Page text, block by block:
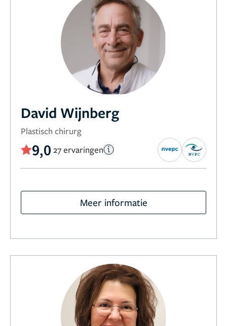
David Wijnberg
Plastisch chirurg
9,0 27 ervaringen
Meer informatie